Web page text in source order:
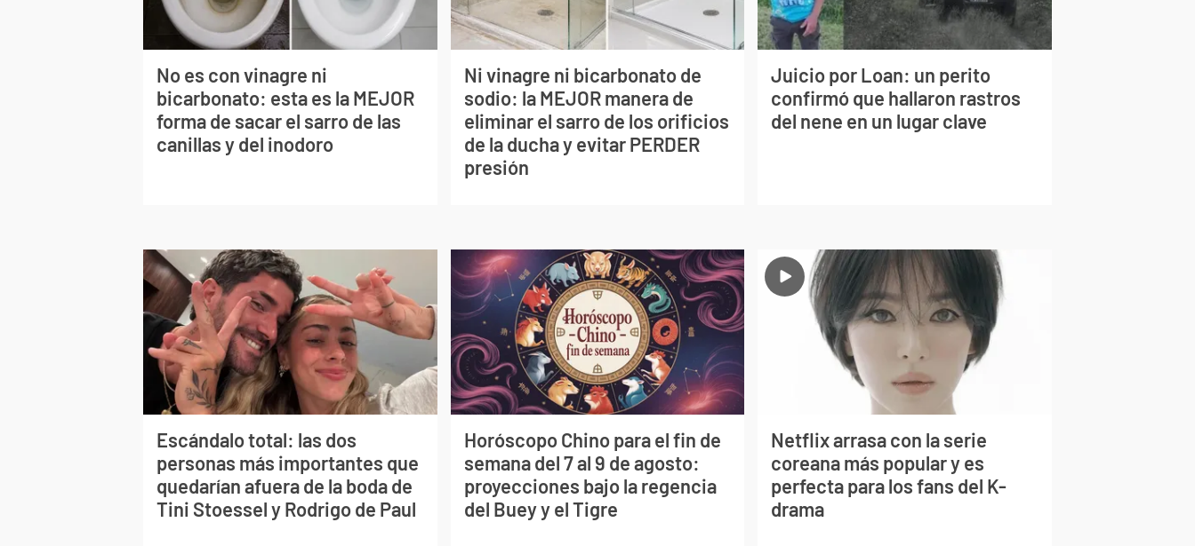
No es con vinagre ni
bicarbonato: esta es la MEJOR
forma de sacar el sarro de las
canillas y del inodoro
Ni vinagre ni bicarbonato de
sodio: la MEJOR manera de
eliminar el sarro de los orificios
de la ducha y evitar PERDER
presión
Juicio por Loan: un perito
confirmó que hallaron rastros
del nene en un lugar clave
Escándalo total: las dos
personas más importantes que
quedarían afuera de la boda de
Tini Stoessel y Rodrigo de Paul
Horóscopo Chino para el fin de
semana del 7 al 9 de agosto:
proyecciones bajo la regencia
del Buey y el Tigre
Netflix arrasa con la serie
coreana más popular y es
perfecta para los fans del K-
drama